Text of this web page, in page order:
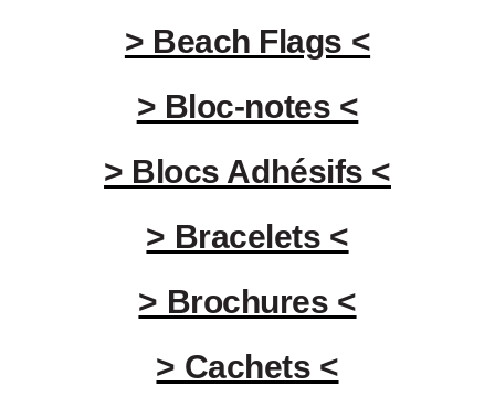
> Beach Flags <
> Bloc-notes <
> Blocs Adhésifs <
> Bracelets <
> Brochures <
> Cachets <